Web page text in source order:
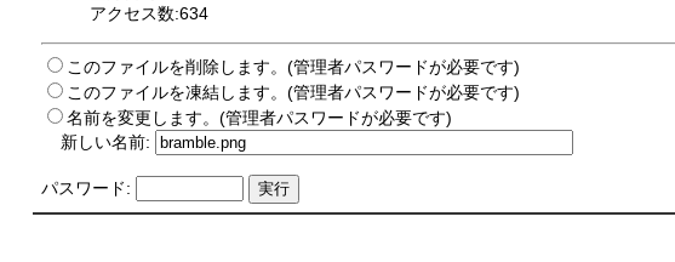
アクセス数:634
このファイルを削除します。(管理者パスワードが必要です)
このファイルを凍結します。(管理者パスワードが必要です)
名前を変更します。(管理者パスワードが必要です)
新しい名前:
パスワード: